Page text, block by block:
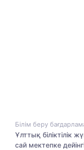
Білім беру
Ұлттық біліктілік
сай мектепке